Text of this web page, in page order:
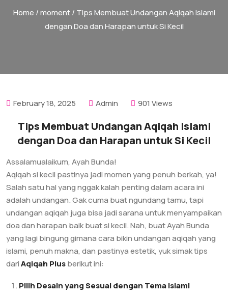
Home /moment/ Tips Membuat Undangan Aqiqah Islami
dengan Doa dan Harapan untuk Si Kecil
February 18, 2025 Admin 901 Views
Tips Membuat Undangan Aqiqah Islami
dengan Doa dan Harapan untuk Si Kecil
Assalamualaikum, Ayah Bunda!
Aqiqah si kecil pastinya jadi momen yang penuh berkah, ya!
Salah satu hal yang nggak kalah penting dalam acara ini
adalah undangan. Gak cuma buat ngundang tamu, tapi
undangan aqiqah juga bisa jadi sarana untuk menyampaikan
doa dan harapan baik buat si kecil. Nah, buat Ayah Bunda
yang lagi bingung gimana cara bikin undangan aqiqah yang
islami, penuh makna, dan pastinya estetik, yuk simak tips
dariAqiqah Plusberikut ini:
Pilih Desain yang Sesuai dengan Tema Islami